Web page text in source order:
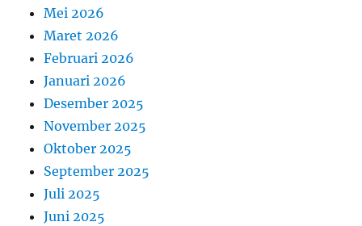
Mei 2026
Maret 2026
Februari 2026
Januari 2026
Desember 2025
November 2025
Oktober 2025
September 2025
Juli 2025
Juni 2025